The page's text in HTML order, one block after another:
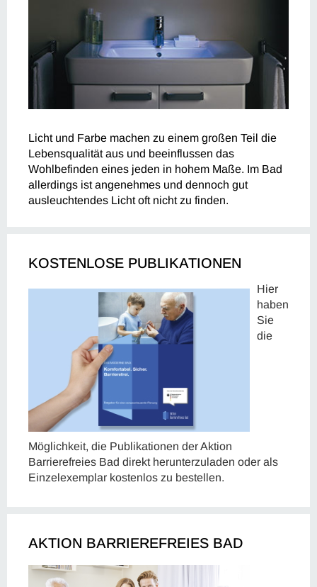
Licht und Farbe machen zu einem großen Teil die
Lebensqualität aus und beeinflussen das
Wohlbefinden eines jeden in hohem Maße. Im Bad
allerdings ist angenehmes und dennoch gut
ausleuchtendes Licht oft nicht zu finden.
KOSTENLOSE PUBLIKATIONEN
Hier
haben
Sie
die
Möglichkeit, die Publikationen der Aktion
Barrierefreies Bad direkt herunterzuladen oder als
Einzelexemplar kostenlos zu bestellen.
AKTION BARRIEREFREIES BAD